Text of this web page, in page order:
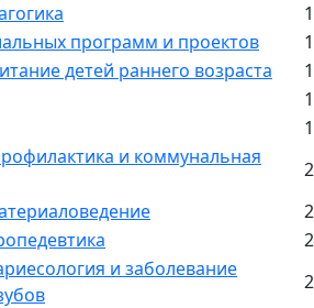
программ и проектов
1
детей раннего возраста
1
1
и коммунальная
и заболевание
2